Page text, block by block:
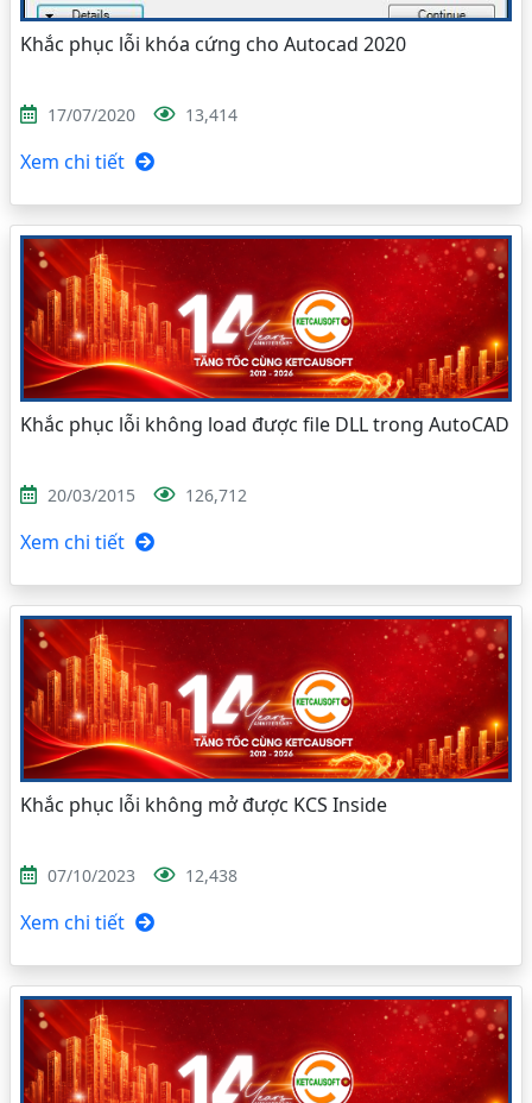
Khắc phục lỗi khóa cứng cho Autocad 2020
17/07/2020 13,414
Xem chi tiết
Khắc phục lỗi không load được file DLL trong AutoCAD
20/03/2015 126,712
Xem chi tiết
Khắc phục lỗi không mở được KCS Inside
07/10/2023 12,438
Xem chi tiết